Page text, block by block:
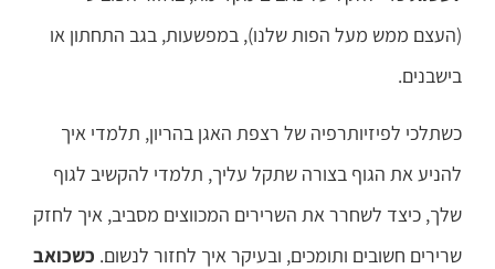
(העצם ממש מעל הפות שלנו), במפשעות, בגב התחתון או
בישבנים.
כשתלכי לפיזיותרפיה של רצפת האגן בהריון, תלמדי איך
להניע את הגוף בצורה שתקל עליך, תלמדי להקשיב לגוף
שלך, כיצד לשחרר את השרירים המכווצים מסביב, איך לחזק
שרירים חשובים ותומכים, ובעיקר איך לחזור לנשום. כשכואב